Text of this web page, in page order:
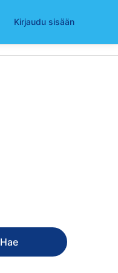
Kirjaudu sisään
Hae